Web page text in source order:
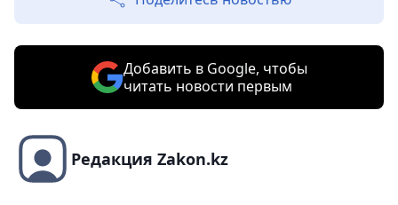
Добавить в Google, чтобы
читать новости первым
Редакция Zakon.kz